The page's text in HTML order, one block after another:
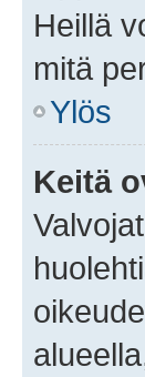
Heillä
mitä
Ylös
Keitä